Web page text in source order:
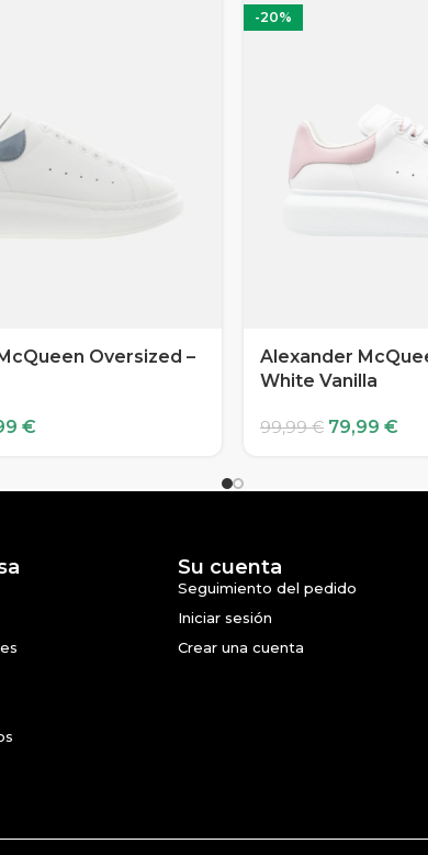
Oversized –
€
-20%
Alexander
White Vanilla
99,99€ 79,99 €
Su cuenta
Seguimiento del pedido
Iniciar sesión
Crear una cuenta